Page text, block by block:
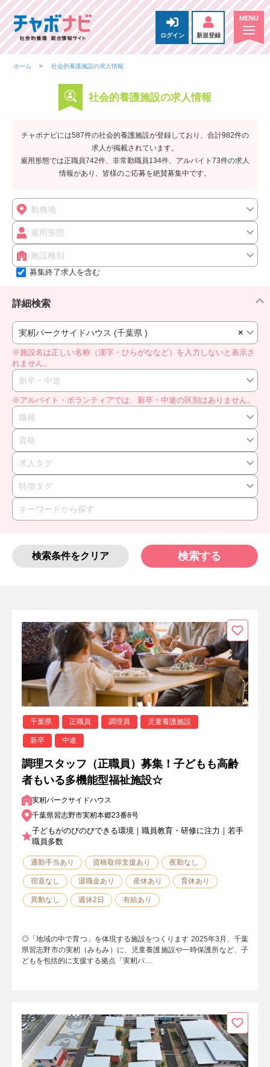
ログイン 新規登録
ホーム 社会的養護施設の求人情報
社会的養護施設の求人情報
チャボナビには587件の社会的養護施設が登録しており、合計982件の
求人が掲載されています。
雇用形態では正職員742件、非常勤職員134件、アルバイト73件の求人
情報があり、皆様のご応募を絶賛募集中です。
勤務地
雇用形態
施設種別
募集終了求人を含む
詳細検索
×
実籾パークサイドハウス (千葉県 )
※施設名は正しい名称（漢字・ひらがななど）を入力しないと表示さ
れません。
新卒・中途
※アルバイト・ボランティアでは、新卒・中途の区別はありません。
職種
資格
求人タグ
特徴タグ
検索条件をクリア 検索する
千葉県 正職員 調理員 児童養護施設
新卒 中途
調理スタッフ（正職員）募集！子どもも高齢
者もいる多機能型福祉施設☆
実籾パークサイドハウス
千葉県習志野市実籾本郷23番8号
子どもがのびのびできる環境｜職員教育・研修に注力｜若手
職員多数
通勤手当あり 資格取得支援あり 夜勤なし
宿直なし 退職金あり 産休あり 育休あり
異動なし 週休2日 有給あり
◎「地域の中で育つ」を体現する施設をつくります 2025年3⽉、千葉
県習志野市の実籾（みもみ）に、児童養護施設や一時保護所など、子
どもを包括的に支援する拠点「実籾パ…